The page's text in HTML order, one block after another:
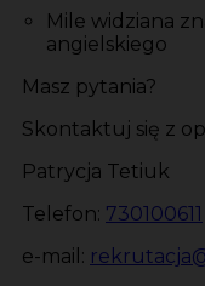
Mile widziana
angielskiego
Masz pytania?
Skontaktuj się z
Patrycja Tetiuk
Telefon: 730100611
e-mail: